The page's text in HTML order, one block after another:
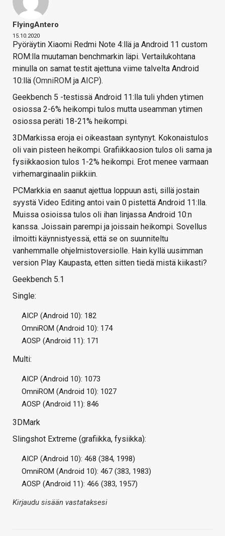
FlyingAntero
15.10.2020
Pyöräytin Xiaomi Redmi Note 4:llä ja Android 11 custom
ROM:lla muutaman benchmarkin läpi. Vertailukohtana
minulla on samat testit ajettuna viime talvelta Android
10:llä (OmniROM ja AICP).
Geekbench 5 -testissä Android 11:lla tuli yhden ytimen
osiossa 2-6% heikompi tulos mutta useamman ytimen
osiossa peräti 18-21% heikompi.
3DMarkissa eroja ei oikeastaan syntynyt. Kokonaistulos
oli vain pisteen heikompi. Grafiikkaosion tulos oli sama ja
fysiikkaosion tulos 1-2% heikompi. Erot menee varmaan
virhemarginaalin piikkiin.
PCMarkkia en saanut ajettua loppuun asti, sillä jostain
syystä Video Editing antoi vain 0 pistettä Android 11:lla.
Muissa osioissa tulos oli ihan linjassa Android 10:n
kanssa. Joissain parempi ja joissain heikompi. Sovellus
ilmoitti käynnistyessä, että se on suunniteltu
vanhemmalle ohjelmistoversiolle. Hain kyllä uusimman
version Play Kaupasta, etten sitten tiedä mistä kiikasti?
Geekbench 5.1
Single:
AICP (Android 10): 182
OmniROM (Android 10): 174
AOSP (Android 11): 171
Multi:
AICP (Android 10): 1073
OmniROM (Android 10): 1027
AOSP (Android 11): 846
3DMark
Slingshot Extreme (grafiikka, fysiikka):
AICP (Android 10): 468 (384, 1998)
OmniROM (Android 10): 467 (383, 1983)
AOSP (Android 11): 466 (383, 1957)
Kirjaudu sisään vastataksesi